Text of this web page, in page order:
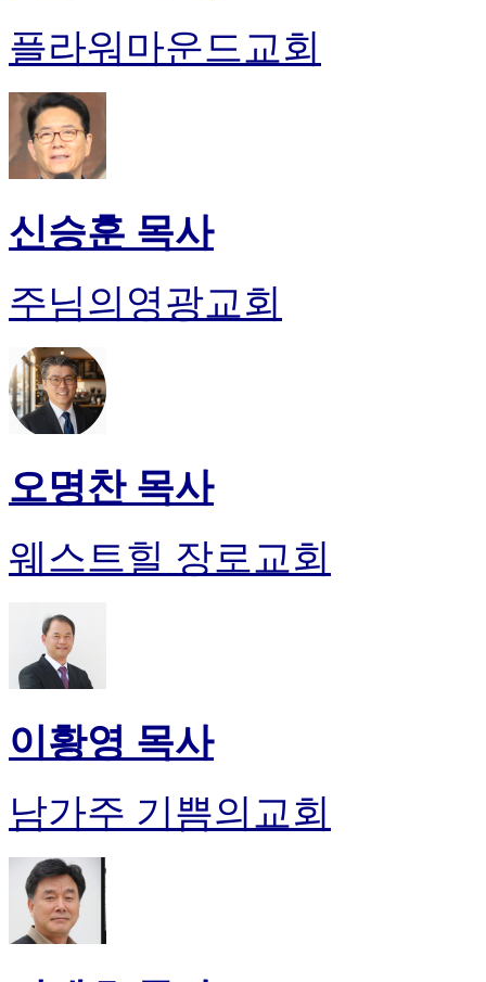
플라워마운드교회
신승훈 목사
주님의영광교회
오명찬 목사
웨스트힐 장로교회
이황영 목사
남가주 기쁨의교회